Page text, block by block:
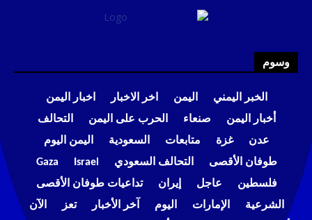
وسوم
الخبر اليمني اليمن اخر الاخبار
اخبار اليمن
أخبار اليمن
صنعاء الحرب على اليمن
التحالف
عدن
غزة متابعات السعودية
اليمن اليوم
طوفان الأقصى
التحالف السعودي Israel
Gaza
فلسطين
عاجل إيران
تداعيات طوفان الأقصى
الشرعية
الإمارات اليوم آخر الأخبار تعز
الآن